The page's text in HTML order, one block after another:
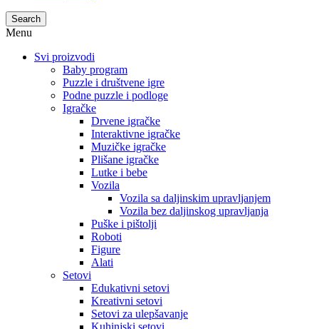
Search
Menu
Svi proizvodi
Baby program
Puzzle i društvene igre
Podne puzzle i podloge
Igračke
Drvene igračke
Interaktivne igračke
Muzičke igračke
Plišane igračke
Lutke i bebe
Vozila
Vozila sa daljinskim upravljanjem
Vozila bez daljinskog upravljanja
Puške i pištolji
Roboti
Figure
Alati
Setovi
Edukativni setovi
Kreativni setovi
Setovi za ulepšavanje
Kuhinjski setovi